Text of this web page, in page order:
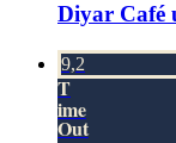
Diyar Café
9,2
T
ime
Out